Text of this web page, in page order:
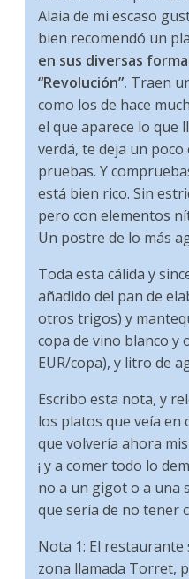
Alaia de mi escaso
bien recomendó un
en sus diversas
“Revolución”. Traen
como los de hace
el que aparece lo que
verdá, te deja un
pruebas. Y
está bien rico. Sin
pero con elementos
Un postre de lo más
Toda esta cálida y
añadido del pan de
otros trigos) y
copa de vino blanco y
EUR/copa), y litro de
Escribo esta nota, y
los platos que veía en
que volvería ahora
¡ y a comer todo lo
no a un gigot o a una
que sería de no tener
Nota 1: El
zona llamada Torret,